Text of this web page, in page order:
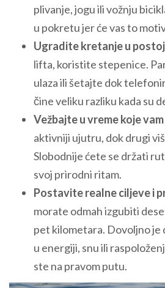
plivanje, jogu ili vožnju
u pokretu jer će vas to
Ugradite kretanje u
lifta, koristite stepenice.
ulaza ili šetajte dok
čine veliku razliku kada su
Vežbajte u vreme koje
aktivniji ujutru, dok drugi
Slobodnije ćete se držati
svoj prirodni ritam.
Postavite realne ciljeve i
morate odmah izgubiti
pet kilometara. Dovoljno je
u energiji, snu ili
ste na pravom putu.